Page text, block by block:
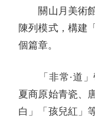
關山月美術館
陳列模式，構建
個篇章。
「非常·道」
夏商原始青瓷、
白」「孩兒紅」